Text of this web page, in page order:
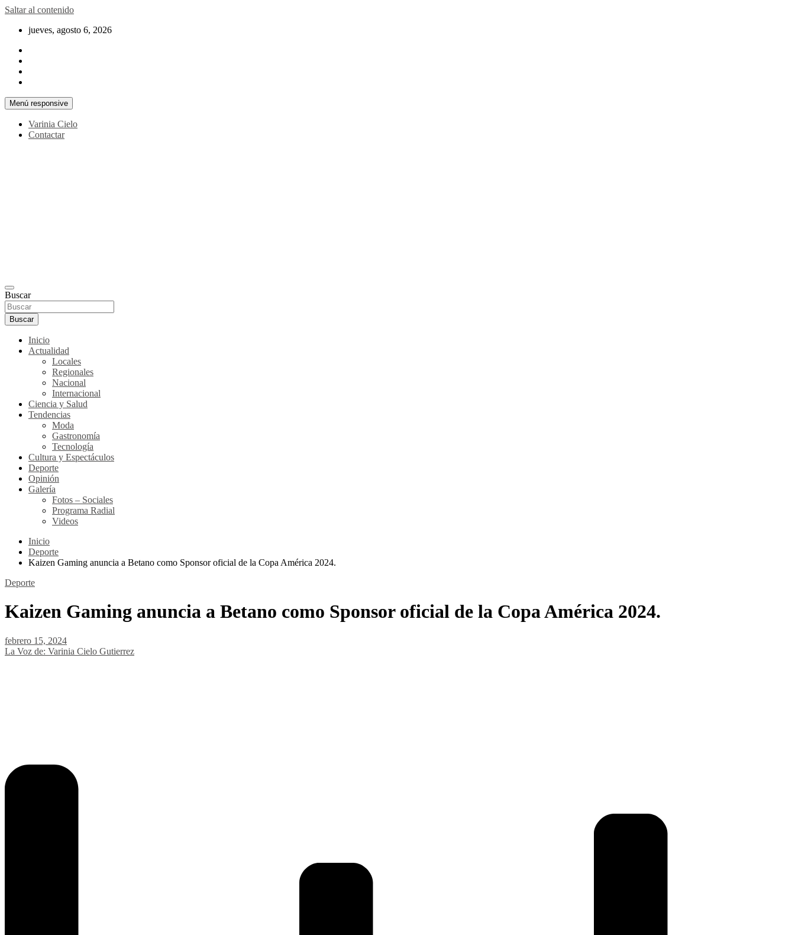
Saltar al contenido
jueves, agosto 6, 2026
Menú responsive
Varinia Cielo
Contactar
Buscar
Buscar
Inicio
Actualidad
Locales
Regionales
Nacional
Internacional
Ciencia y Salud
Tendencias
Moda
Gastronomía
Tecnología
Cultura y Espectáculos
Deporte
Opinión
Galería
Fotos – Sociales
Programa Radial
Videos
Inicio
Deporte
Kaizen Gaming anuncia a Betano como Sponsor oficial de la Copa América 2024.
Deporte
Kaizen Gaming anuncia a Betano como Sponsor oficial de la Copa América 2024.
febrero 15, 2024
La Voz de: Varinia Cielo Gutierrez